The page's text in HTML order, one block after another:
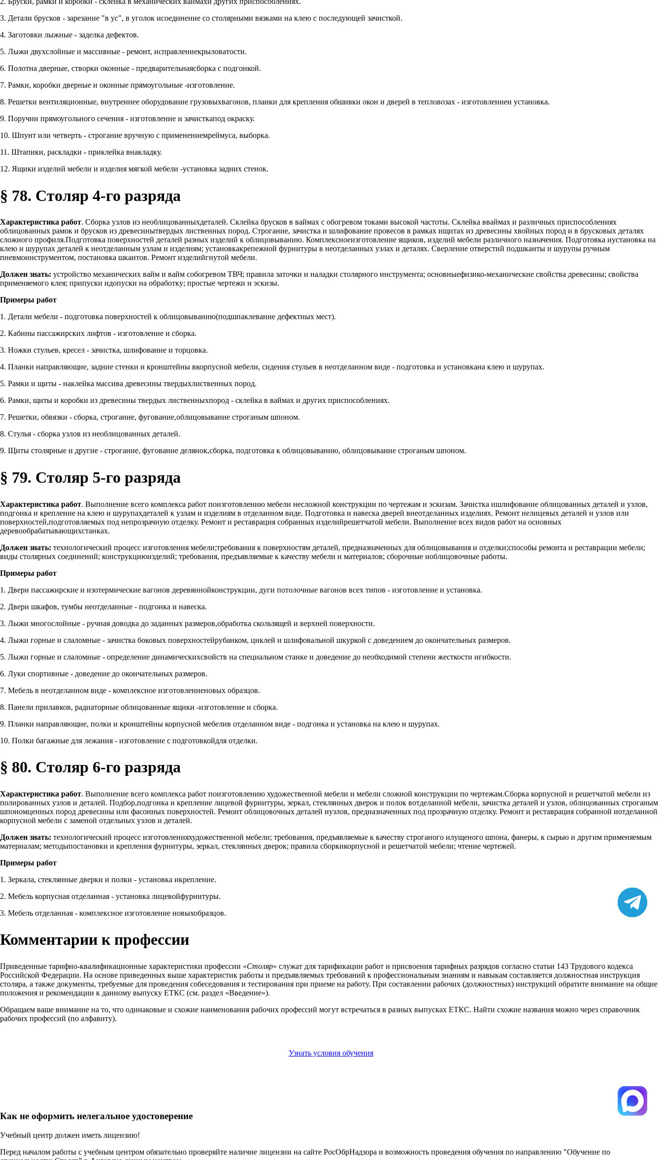
3. Детали брусков - зарезание "в ус", в уголок исоединение со столярными вязками на клею с последующей зачисткой.
4. Заготовки лыжные - заделка дефектов.
5. Лыжи двухслойные и массивные - ремонт, исправлениекрыловатости.
6. Полотна дверные, створки оконные - предварительнаясборка с подгонкой.
7. Рамки, коробки дверные и оконные прямоугольные -изготовление.
8. Решетки вентиляционные, внутреннее оборудование грузовыхвагонов, планки для крепления обшивки окон и дверей в тепловозах - изготовлениеи установка.
9. Поручни прямоугольного сечения - изготовление и зачисткапод окраску.
10. Шпунт или четверть - строгание вручную с применениемреймуса, выборка.
11. Штапики, раскладки - приклейка внакладку.
12. Ящики изделий мебели и изделия мягкой мебели -установка задних стенок.
§ 78. Столяр 4-го разряда
Характеристика работ. Сборка узлов из необлицованныхдеталей. Склейка брусков в ваймах с обогревом токами высокой частоты. Склейка вваймах и различных приспособлениях
облицованных рамок и брусков из древесинытвердых лиственных пород. Строгание, зачистка и шлифование провесов в рамках ищитах из древесины хвойных пород и в брусковых деталях
сложного профиля.Подготовка поверхностей деталей разных изделий к облицовыванию. Комплексноеизготовление ящиков, изделий мебели различного назначения. Подготовка иустановка на
клею и шурупах деталей к неотделанным узлам и изделиям; установкакрепежной фурнитуры в неотделанных узлах и деталях. Сверление отверстий подшканты и шурупы ручным
пневмоинструментом, постановка шкантов. Ремонт изделийгнутой мебели.
Должен знать: устройство механических вайм и вайм собогревом ТВЧ; правила заточки и наладки столярного инструмента; основныефизико-механические свойства древесины; свойства
применяемого клея; припуски идопуски на обработку; простые чертежи и эскизы.
Примеры работ
1. Детали мебели - подготовка поверхностей к облицовыванию(подшпаклевание дефектных мест).
2. Кабины пассажирских лифтов - изготовление и сборка.
3. Ножки стульев, кресел - зачистка, шлифование и торцовка.
4. Планки направляющие, задние стенки и кронштейны вкорпусной мебели, сидения стульев в неотделанном виде - подготовка и установкана клею и шурупах.
5. Рамки и щиты - наклейка массива древесины твердыхлиственных пород.
6. Рамки, щиты и коробки из древесины твердых лиственныхпород - склейка в ваймах и других приспособлениях.
7. Решетки, обвязки - сборка, строгание, фугование,облицовывание строганым шпоном.
8. Стулья - сборка узлов из необлицованных деталей.
9. Щиты столярные и другие - строгание, фугование делянок,сборка, подготовка к облицовыванию, облицовывание строганым шпоном.
§ 79. Столяр 5-го разряда
Характеристика работ. Выполнение всего комплекса работ поизготовлению мебели несложной конструкции по чертежам и эскизам. Зачистка ишлифование облицованных деталей и узлов,
подгонка и крепление на клею и шурупахдеталей к узлам и изделиям в отделанном виде. Подготовка и навеска дверей внеотделанных изделиях. Ремонт нелицевых деталей и узлов или
поверхностей,подготовляемых под непрозрачную отделку. Ремонт и реставрация собранных изделийрешетчатой мебели. Выполнение всех видов работ на основных
деревообрабатывающихстанках.
Должен знать: технологический процесс изготовления мебели;требования к поверхностям деталей, предназначенных для облицовывания и отделки;способы ремонта и реставрации мебели;
виды столярных соединений; конструкциюизделий; требования, предъявляемые к качеству мебели и материалов; сборочные иоблицовочные работы.
Примеры работ
1. Двери пассажирские и изотермические вагонов деревяннойконструкции, дуги потолочные вагонов всех типов - изготовление и установка.
2. Двери шкафов, тумбы неотделанные - подгонка и навеска.
3. Лыжи многослойные - ручная доводка до заданных размеров,обработка скользящей и верхней поверхности.
4. Лыжи горные и слаломные - зачистка боковых поверхностейрубанком, циклей и шлифовальной шкуркой с доведением до окончательных размеров.
5. Лыжи горные и слаломные - определение динамическихсвойств на специальном станке и доведение до необходимой степени жесткости игибкости.
6. Луки спортивные - доведение до окончательных размеров.
7. Мебель в неотделанном виде - комплексное изготовлениеновых образцов.
8. Панели прилавков, радиаторные облицованные ящики -изготовление и сборка.
9. Планки направляющие, полки и кронштейны корпусной мебелив отделанном виде - подгонка и установка на клею и шурупах.
10. Полки багажные для лежания - изготовление с подготовкойдля отделки.
§ 80. Столяр 6-го разряда
Характеристика работ. Выполнение всего комплекса работ поизготовлению художественной мебели и мебели сложной конструкции по чертежам.Сборка корпусной и решетчатой мебели из
полированных узлов и деталей. Подбор,подгонка и крепление лицевой фурнитуры, зеркал, стеклянных дверок и полок вотделанной мебели, зачистка деталей и узлов, облицованных строганым
шпономценных пород древесины или фасонных поверхностей. Ремонт облицовочных деталей иузлов, предназначенных под прозрачную отделку. Ремонт и реставрация собранной иотделанной
корпусной мебели с заменой отдельных узлов и деталей.
Должен знать: технологический процесс изготовленияхудожественной мебели; требования, предъявляемые к качеству строганого илущеного шпона, фанеры, к сырью и другим применяемым
материалам; методыпостановки и крепления фурнитуры, зеркал, стеклянных дверок; правила сборкикорпусной и решетчатой мебели; чтение чертежей.
Примеры работ
1. Зеркала, стеклянные дверки и полки - установка икрепление.
2. Мебель корпусная отделанная - установка лицевойфурнитуры.
3. Мебель отделанная - комплексное изготовление новыхобразцов.
Комментарии к профессии
Приведенные тарифно-квалификационные характеристики профессии «Столяр» служат для тарификации работ и присвоения тарифных разрядов согласно статьи 143 Трудового кодекса
Российской Федерации. На основе приведенных выше характеристик работы и предъявляемых требований к профессиональным знаниям и навыкам составляется должностная инструкция
столяра, а также документы, требуемые для проведения собеседования и тестирования при приеме на работу. При составлении рабочих (должностных) инструкций обратите внимание на общие
положения и рекомендации к данному выпуску ЕТКС (см. раздел «Введение»).
Обращаем ваше внимание на то, что одинаковые и схожие наименования рабочих профессий могут встречаться в разных выпусках ЕТКС. Найти схожие названия можно через справочник
рабочих профессий (по алфавиту).
Узнать условия обучения
Как не оформить нелегальное удостоверение
Учебный центр должен иметь лицензию!
Перед началом работы с учебным центром обязательно проверяйте наличие лицензии на сайте РосОбрНадзора и возможность проведения обучения по направлению "Обучение по